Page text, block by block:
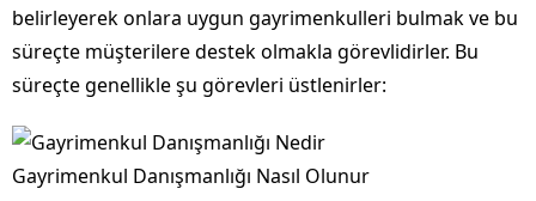
belirleyerek onlara uygun gayrimenkulleri bulmak ve bu
süreçte müşterilere destek olmakla görevlidirler. Bu
süreçte genellikle şu görevleri üstlenirler:
Gayrimenkul Danışmanlığı Nasıl Olunur